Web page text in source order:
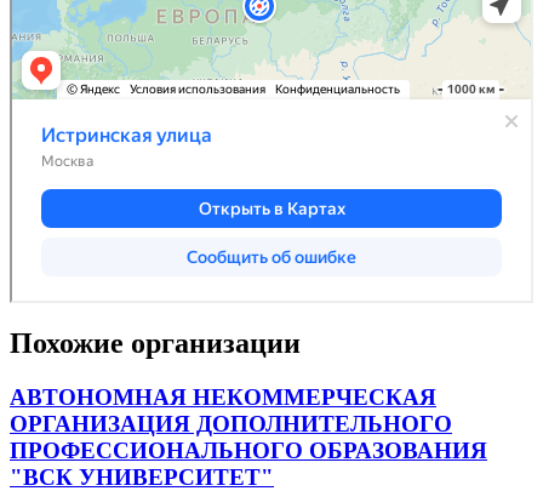
Похожие организации
АВТОНОМНАЯ НЕКОММЕРЧЕСКАЯ
ОРГАНИЗАЦИЯ ДОПОЛНИТЕЛЬНОГО
ПРОФЕССИОНАЛЬНОГО ОБРАЗОВАНИЯ
"ВСК УНИВЕРСИТЕТ"